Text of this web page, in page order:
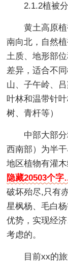
2.1.2植被
黄土高原
南向北，自然
土质、地形部
差异，适合不
山、子午岭、
叶林和温带针
树、青杆等）
中部大部
西南部）为半
地区植物有灌
隐藏20503个
破坏殆尽,只有
星枫杨、毛白
优势，实现经
考虑的。
目前xx的